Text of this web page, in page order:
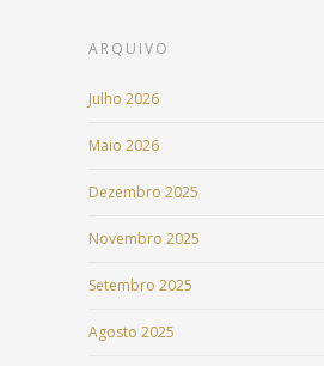
ARQUIVO
Julho 2026
Maio 2026
Dezembro 2025
Novembro 2025
Setembro 2025
Agosto 2025